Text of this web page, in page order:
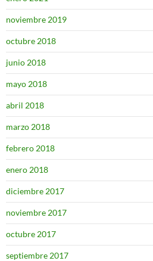
noviembre 2019
octubre 2018
junio 2018
mayo 2018
abril 2018
marzo 2018
febrero 2018
enero 2018
diciembre 2017
noviembre 2017
octubre 2017
septiembre 2017